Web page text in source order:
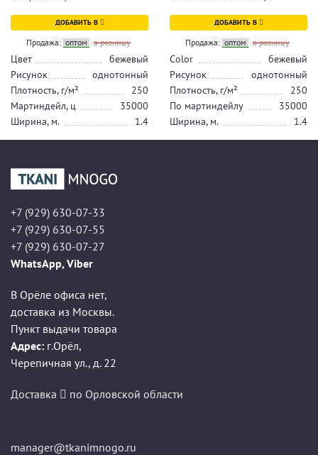
ДОБАВИТЬ В
Продажа: оптом в розницу
Цвет
бежевый
Рисунок
однотонный
Плотность, г/м²
250
Мартиндейл, ц
35000
Ширина, м.
1.4
ДОБАВИТЬ В
Продажа: оптом в розницу
Color
бежевый
Рисунок
однотонный
Плотность, г/м²
250
По мартиндейлу
35000
Ширина, м.
1.4
+7 (929) 630-07-33
+7 (929) 630-07-55
+7 (929) 630-07-27
WhatsApp, Viber
В Орёле офиса нет,
доставка из Москвы.
Пункт выдачи товара
Адрес: г.Орёл,
Черепичная ул., д. 22
Доставка по Орловской области
manager@tkanimnogo.ru